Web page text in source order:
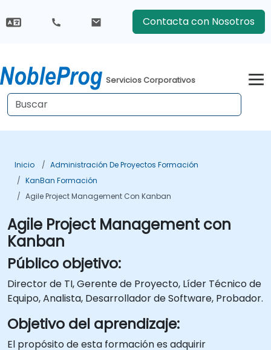
Contacta con Nosotros
Servicios Corporativos
Inicio
Administración De Proyectos Formación
KanBan Formación
Agile Project Management Con Kanban
Agile Project Management con
Kanban
Público objetivo:
Director de TI, Gerente de Proyecto, Líder Técnico de
Equipo, Analista, Desarrollador de Software, Probador.
Objetivo del aprendizaje:
El propósito de esta formación es adquirir